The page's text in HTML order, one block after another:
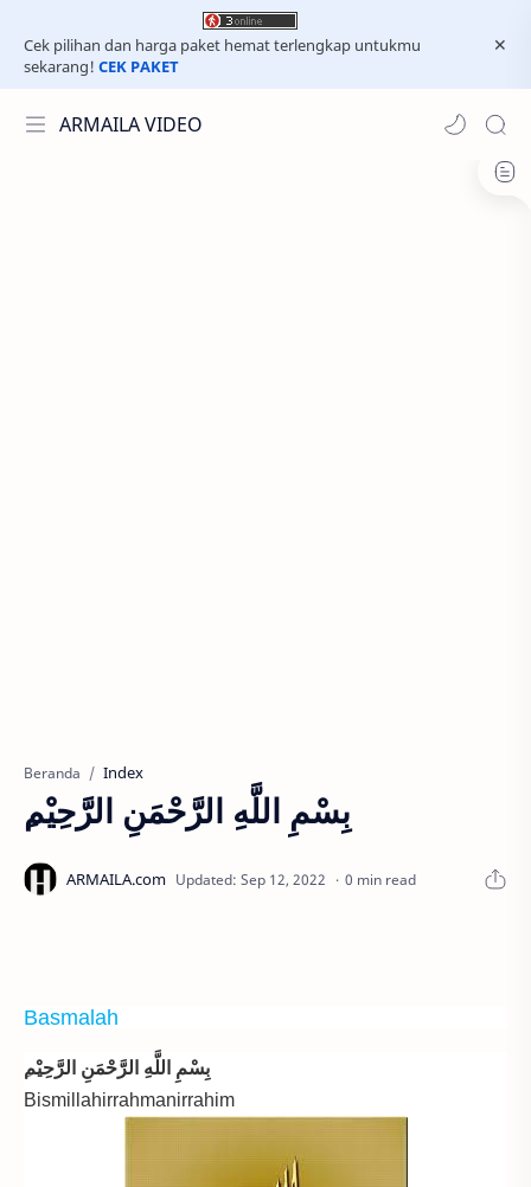
Cek pilihan dan harga paket hemat terlengkap untukmu
sekarang! CEK PAKET
ARMAILA VIDEO
Beranda Index
ِبِسْمِ اللَّهِ الرَّحْمَنِ الرَّحِيْم
0 min read
Basmalah
بِسْمِ اللَّهِ الرَّحْمَنِ الرَّحِيْم
Bismillahirrahmanirrahim